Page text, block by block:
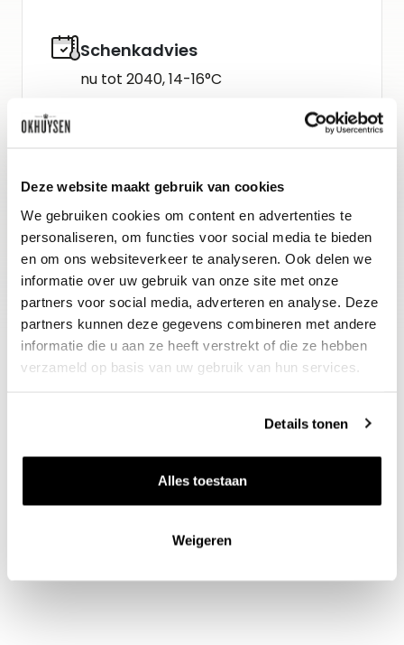
Deze website maakt gebruik van cookies
We gebruiken cookies om content en advertenties te
personaliseren, om functies voor social media te bieden
en om ons websiteverkeer te analyseren. Ook delen we
informatie over uw gebruik van onze site met onze
partners voor social media, adverteren en analyse. Deze
partners kunnen deze gegevens combineren met andere
informatie die u aan ze heeft verstrekt of die ze hebben
verzameld op basis van uw gebruik van hun services.
Details tonen
Alles toestaan
Weigeren
Schenkadvies
nu tot 2040, 14-16°C
Gidsbeoordeling
The Wine Advocate : 94
Neal Martin : 94
Alle wijnen direct van de wijnboer
Vandaag voor 12.00 uur besteld, morgen in huis